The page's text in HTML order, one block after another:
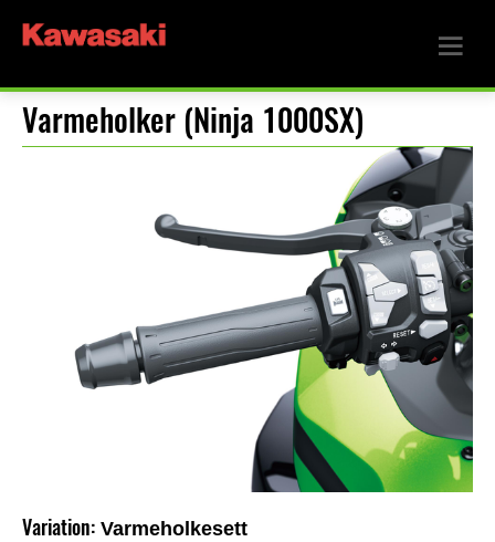
Varmeholker (Ninja 1000SX)
Variation: Varmeholkesett